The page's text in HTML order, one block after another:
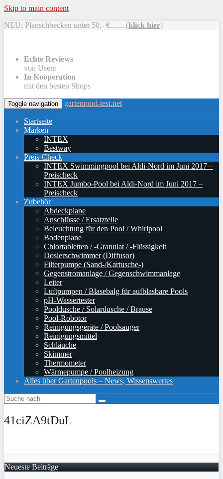
Skip to main content
NEU: Planschbecken unter 50,- €........(klick hier)
Echte Reviews
von Usern
In Kooperation
mit den besten Shops
Toggle navigation gartenpool-test.net
Startseite
Marken
INTEX
Bestway
Preis-Check
INTEX Swimmingpool bei Aldi-Nord im Juni 2017 –
Preischeck
INTEX Jumbo-Pool bei Aldi-Nord im Juni 2017 –
Preischeck
Zubehör
Abdeckplane
Anschlüsse / Ersatzteile
Beleuchtung für den Pool / Whirlpool
Bodenplane
Chlortabletten / -Granulat / -Flüssigkeit
Dosierschwimmer (Diffusor)
Filterpumpe (Sand-/Kartusche-)
Gegenstromanlage / Gegenschwimmanlage
Leiter
Luftpumpen / Blasebalg für aufblasbare Pools
pH-Wassertester
Pooldusche / Solardusche / Brause
Pool-Robotor
Reinigungsgeräte / Poolsauger
Reinigungsmittel
Schläuche
Skimmer
Thermometer
Wärmepumpe / Poolheizung
Alles über Gartenpools – News, Wissenswertes
41ciZA9tDuL
Neueste Beiträge